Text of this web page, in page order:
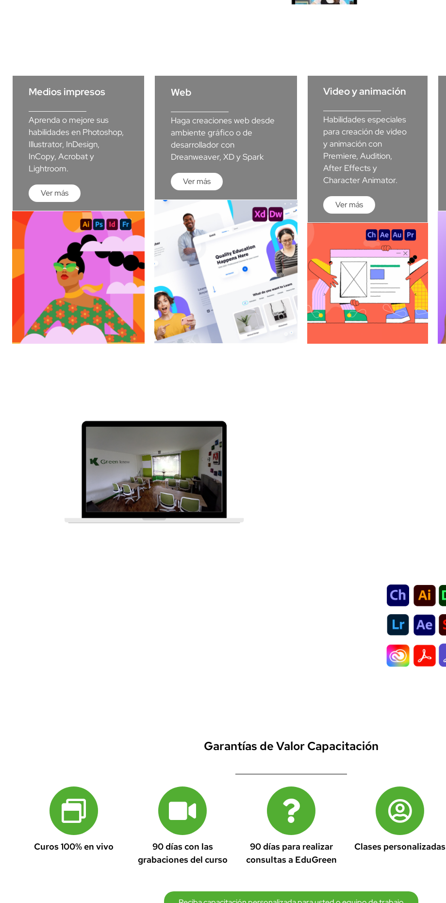
Medios impresos
Aprenda o mejore sus
habilidades en Photoshop,
Illustrator, InDesign,
InCopy, Acrobat y
Lightroom.
Ver más
Web
Haga creaciones web desde
ambiente gráfico o de
desarrollador con
Dreanweaver, XD y Spark
Ver más
Video y animación
Habilidades especiales
para creación de video
y animación con
Premiere, Audition,
After Effects y
Character Animator.
Ver más
Garantías de Valor Capacitación
Curos 100% en vivo
90 días con las
grabaciones del curso
90 días para realizar
consultas a EduGreen
Clases personalizadas